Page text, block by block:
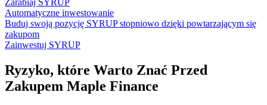
Automatyczne inwestowanie
Buduj swoją pozycję SYRUP stopniowo dzięki powtarzającym się
zakupom
Zainwestuj SYRUP
Ryzyko, które Warto Znać Przed
Zakupem Maple Finance